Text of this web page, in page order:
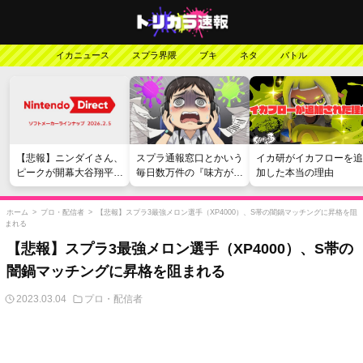
イカニュース スプラ界隈 ブキ ネタ バトル
【悲報】ニンダイさん、
ピークが開幕大谷翔平の
がっかりダイレクトだっ
たと言われてしまう
スプラ通報窓口とかいう
毎日数万件の『味方が弱
い』愚痴を読まされる苦
行
イカ研がイカフローを追
加した本当の理由
ホーム > プロ・配信者 >
【悲報】スプラ3最強メロン選手（XP4000）、S帯の闇鍋マッチングに昇格を阻
まれる
【悲報】スプラ3最強メロン選手（XP4000）、S帯の
闇鍋マッチングに昇格を阻まれる
2023.03.04 プロ・配信者